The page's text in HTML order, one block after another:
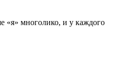
«я» многолико, и у каждого